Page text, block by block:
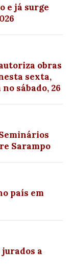
e já surge
obras
sexta,
sábado, 26
Sarampo
país em
jurados a